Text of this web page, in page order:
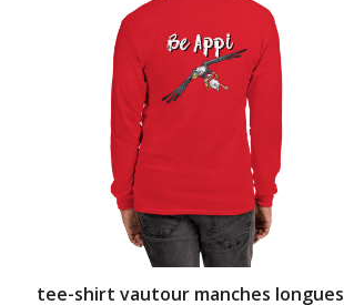
tee-shirt vautour manches longues